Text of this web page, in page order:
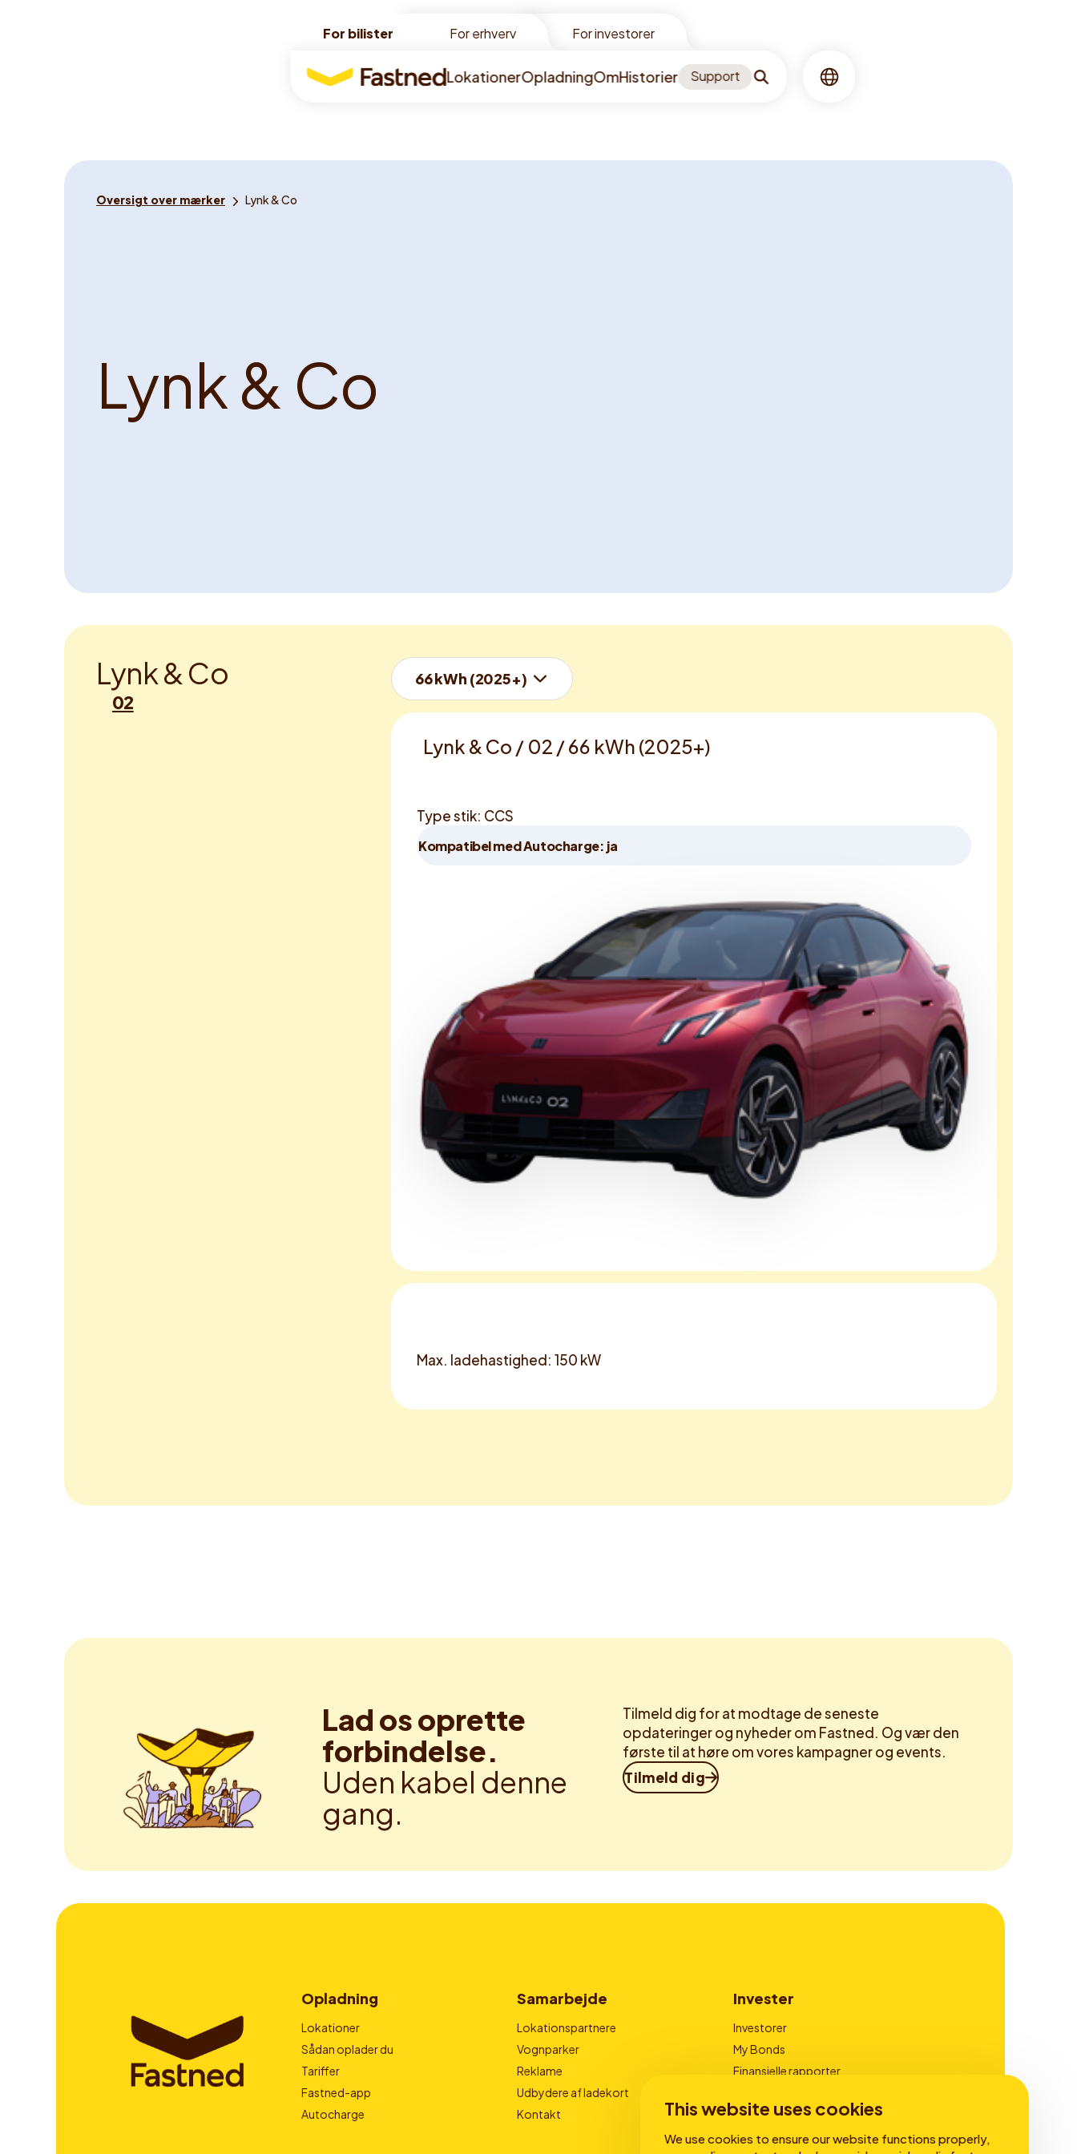
This website uses cookies
We use cookies to ensure our website functions properly,
For bilister For erhverv For investorer
For bilister
For
LokationerOpladningOmHistorier Support Søgning Sprog
Du
Oversigt over mærker Lynk & Co
Lynk& Co
Lynk& Co
02
66 kWh (2025+)
Lynk & Co / 02 / 66 kWh (2025+)
Type stik: CCS
Kompatibel med Autocharge: ja
Max. ladehastighed: 150 kW
Lad os oprette
forbindelse.
Uden kabel denne
gang.
Tilmeld dig for at modtage de seneste
opdateringer og nyheder om Fastned. Og vær den
første til at høre om vores kampagner og events.
Tilmeld dig
Opladning
Lokationer
Sådan oplader du
Tariffer
Fastned-app
Autocharge
Samarbejde
Lokationspartnere
Vognparker
Reklame
Udbydere af ladekort
Kontakt
Invester
Investorer
My Bonds
Finansielle rapporter